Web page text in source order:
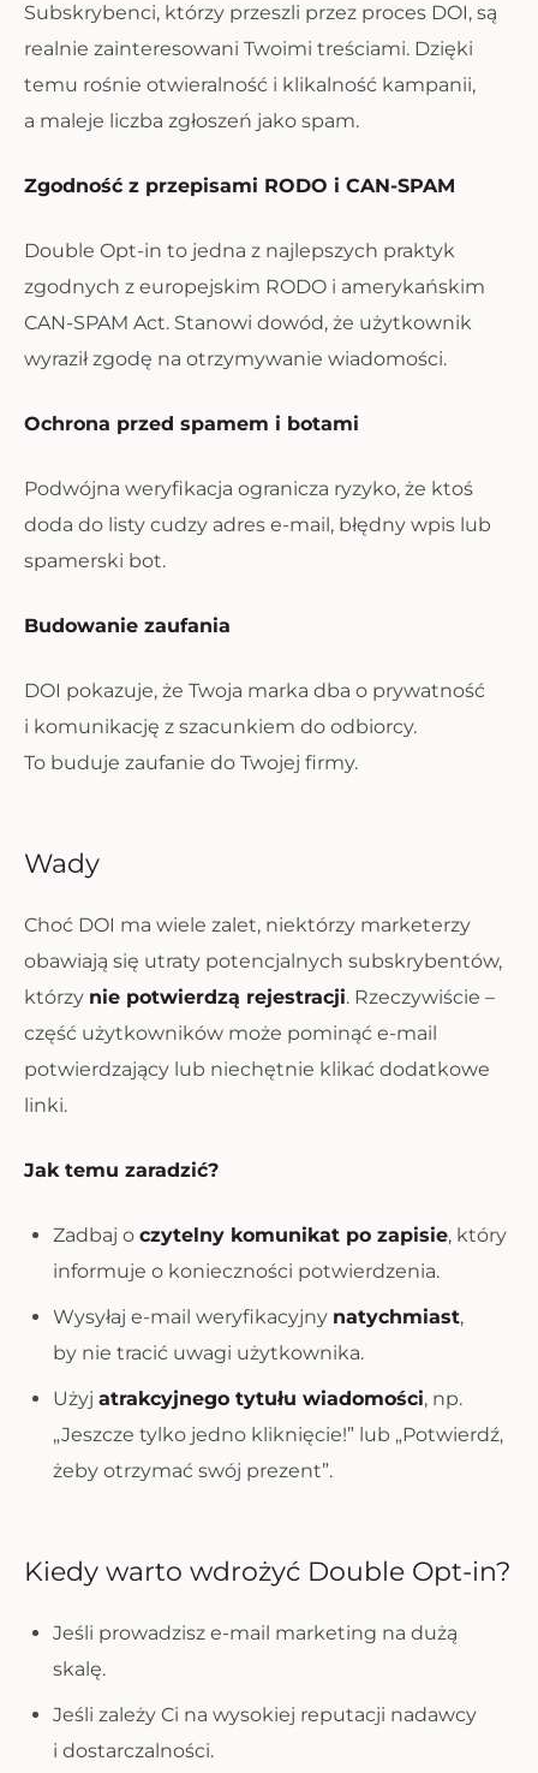
Subskrybenci, którzy przeszli przez proces DOI, są
realnie zainteresowani Twoimi treściami. Dzięki
temu rośnie otwieralność i klikalność kampanii,
a maleje liczba zgłoszeń jako spam.
Zgodność z przepisami RODO i CAN-SPAM
Double Opt-in to jedna z najlepszych praktyk
zgodnych z europejskim RODO i amerykańskim
CAN-SPAM Act. Stanowi dowód, że użytkownik
wyraził zgodę na otrzymywanie wiadomości.
Ochrona przed spamem i botami
Podwójna weryfikacja ogranicza ryzyko, że ktoś
doda do listy cudzy adres e-mail, błędny wpis lub
spamerski bot.
Budowanie zaufania
DOI pokazuje, że Twoja marka dba o prywatność
i komunikację z szacunkiem do odbiorcy.
To buduje zaufanie do Twojej firmy.
Wady
Choć DOI ma wiele zalet, niektórzy marketerzy
obawiają się utraty potencjalnych subskrybentów,
którzy nie potwierdzą rejestracji. Rzeczywiście –
część użytkowników może pominąć e-mail
potwierdzający lub niechętnie klikać dodatkowe
linki.
Jak temu zaradzić?
Zadbaj o czytelny komunikat po zapisie, który
informuje o konieczności potwierdzenia.
Wysyłaj e-mail weryfikacyjny natychmiast,
by nie tracić uwagi użytkownika.
Użyj atrakcyjnego tytułu wiadomości, np.
„Jeszcze tylko jedno kliknięcie!” lub „Potwierdź,
żeby otrzymać swój prezent”.
Kiedy warto wdrożyć Double Opt-in?
Jeśli prowadzisz e-mail marketing na dużą
skalę.
Jeśli zależy Ci na wysokiej reputacji nadawcy
i dostarczalności.